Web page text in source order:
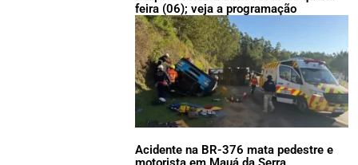
feira (06); veja a programação
Acidente na BR-376 mata pedestre e